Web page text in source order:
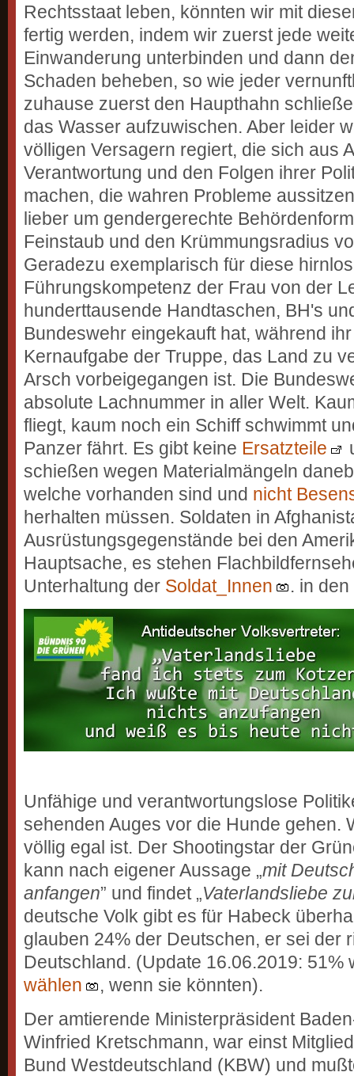
Rechtsstaat leben, könnten wir mit
fertig werden, indem wir zuerst jede
Einwanderung unterbinden und dann
Schaden beheben, so wie jeder
zuhause zuerst den Haupthahn
das Wasser aufzuwischen. Aber leider
völligen Versagern regiert, die sich aus
Verantwortung und den Folgen ihrer
machen, die wahren Probleme
lieber um gendergerechte
Feinstaub und den Krümmungsradius
Geradezu exemplarisch für diese
Führungskompetenz der Frau von der
hunderttausende Handtaschen, BH's
Bundeswehr eingekauft hat, während
Kernaufgabe der Truppe, das Land zu
Arsch vorbeigegangen ist. Die
absolute Lachnummer in aller Welt.
fliegt, kaum noch ein Schiff schwimmt
Panzer fährt. Es gibt keine Ersatzteile
schießen wegen Materialmängeln
welche vorhanden sind und nicht
herhalten müssen. Soldaten in
Ausrüstungsgegenstände bei den
Hauptsache, es stehen
Unterhaltung der Soldat_Innen . in
Unfähige und verantwortungslose
sehenden Auges vor die Hunde gehen.
völlig egal ist. Der Shootingstar der
kann nach eigener Aussage „mit
anfangen” und findet „Vaterlandsliebe
deutsche Volk gibt es für Habeck
glauben 24% der Deutschen, er sei der
Deutschland. (Update 16.06.2019: 51%
wählen
, wenn sie könnten).
Der amtierende Ministerpräsident
Winfried Kretschmann, war einst
Bund Westdeutschland (KBW) und